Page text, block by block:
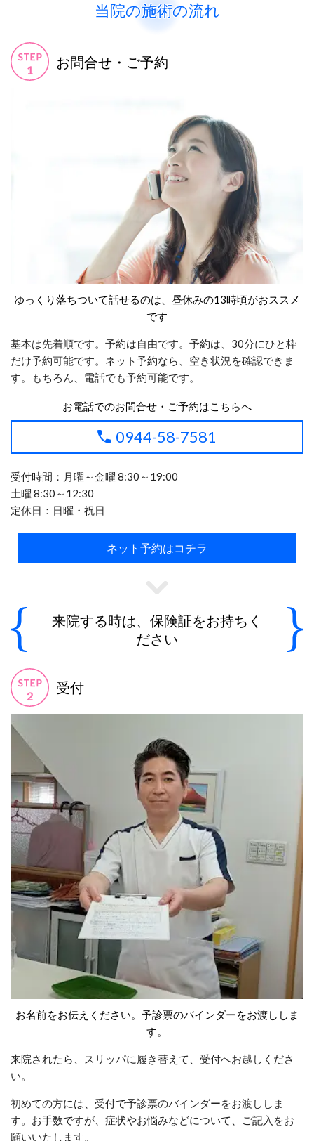
当院の施術の流れ
お問合せ・ご予約
ゆっくり落ちついて話せるのは、昼休みの13時頃がおススメ
です
基本は先着順です。予約は自由です。予約は、30分にひと枠
だけ予約可能です。ネット予約なら、空き状況を確認できま
す。もちろん、電話でも予約可能です。
お電話でのお問合せ・ご予約はこちらへ
0944-58-7581
受付時間：月曜～金曜 8:30～19:00
土曜 8:30～12:30
定休日：日曜・祝日
ネット予約はコチラ
来院する時は、保険証をお持ちく
ださい
受付
お名前をお伝えください。予診票のバインダーをお渡ししま
す。
来院されたら、スリッパに履き替えて、受付へお越しくださ
い。
初めての方には、受付で予診票のバインダーをお渡ししま
す。お手数ですが、症状やお悩みなどについて、ご記入をお
願いいたします。